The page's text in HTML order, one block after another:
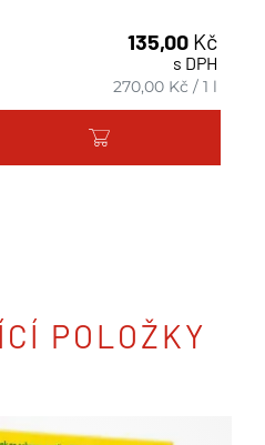
135,00 Kč
s DPH
270,00 Kč /1 l
POLOŽKY